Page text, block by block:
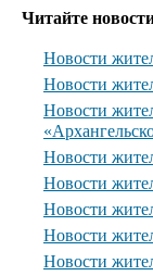
Читайте
Новости
Новости
Новости
Новости
Новости
Новости
Новости
Новости